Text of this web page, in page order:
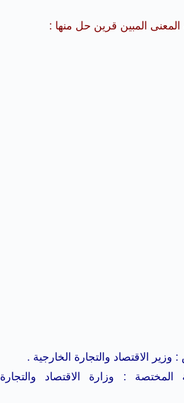
المعنى المبين قرين حل منها :
وزير الاقتصاد والتجارة الخارجية .
المختصة : وزارة الاقتصاد والتجارة